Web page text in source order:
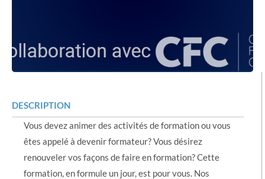
DESCRIPTION
Vous devez animer des activités de formation ou vous
êtes appelé à devenir formateur? Vous désirez
renouveler vos façons de faire en formation? Cette
formation, en formule un jour, est pour vous. Nos